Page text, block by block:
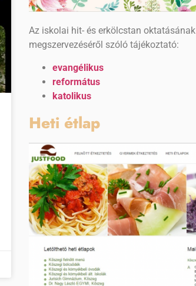
Az iskolai hit- és erkölcstan oktatásának
megszervezéséről szóló tájékoztató:
evangélikus
református
katolikus
Heti étlap